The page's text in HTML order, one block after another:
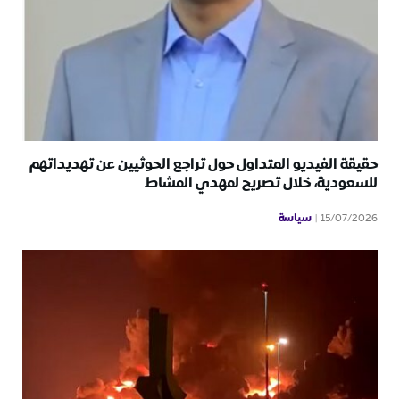
حقيقة الفيديو المتداول حول تراجع الحوثيين عن تهديداتهم
للسعودية، خلال تصريح لمهدي المشاط
15/07/2026 سياسة